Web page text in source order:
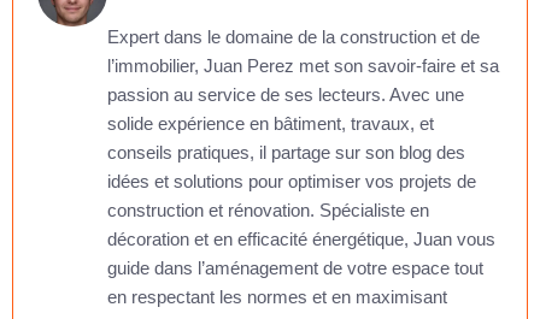
Expert dans le domaine de la construction et de
l’immobilier, Juan Perez met son savoir-faire et sa
passion au service de ses lecteurs. Avec une
solide expérience en bâtiment, travaux, et
conseils pratiques, il partage sur son blog des
idées et solutions pour optimiser vos projets de
construction et rénovation. Spécialiste en
décoration et en efficacité énergétique, Juan vous
guide dans l’aménagement de votre espace tout
en respectant les normes et en maximisant